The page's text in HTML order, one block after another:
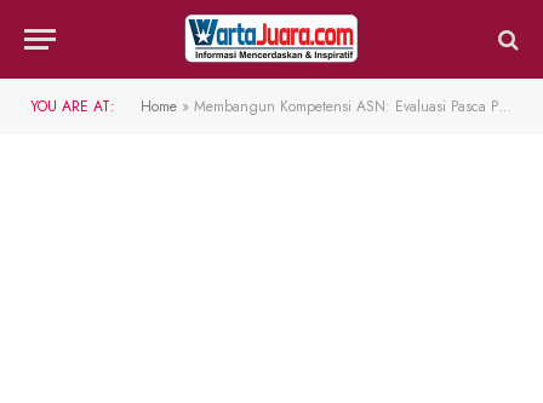
YOU ARE AT: Home » Membangun Kompetensi ASN: Evaluasi Pasca Pelatihan BPSDM Kaltim untuk Pemkab KUKAR